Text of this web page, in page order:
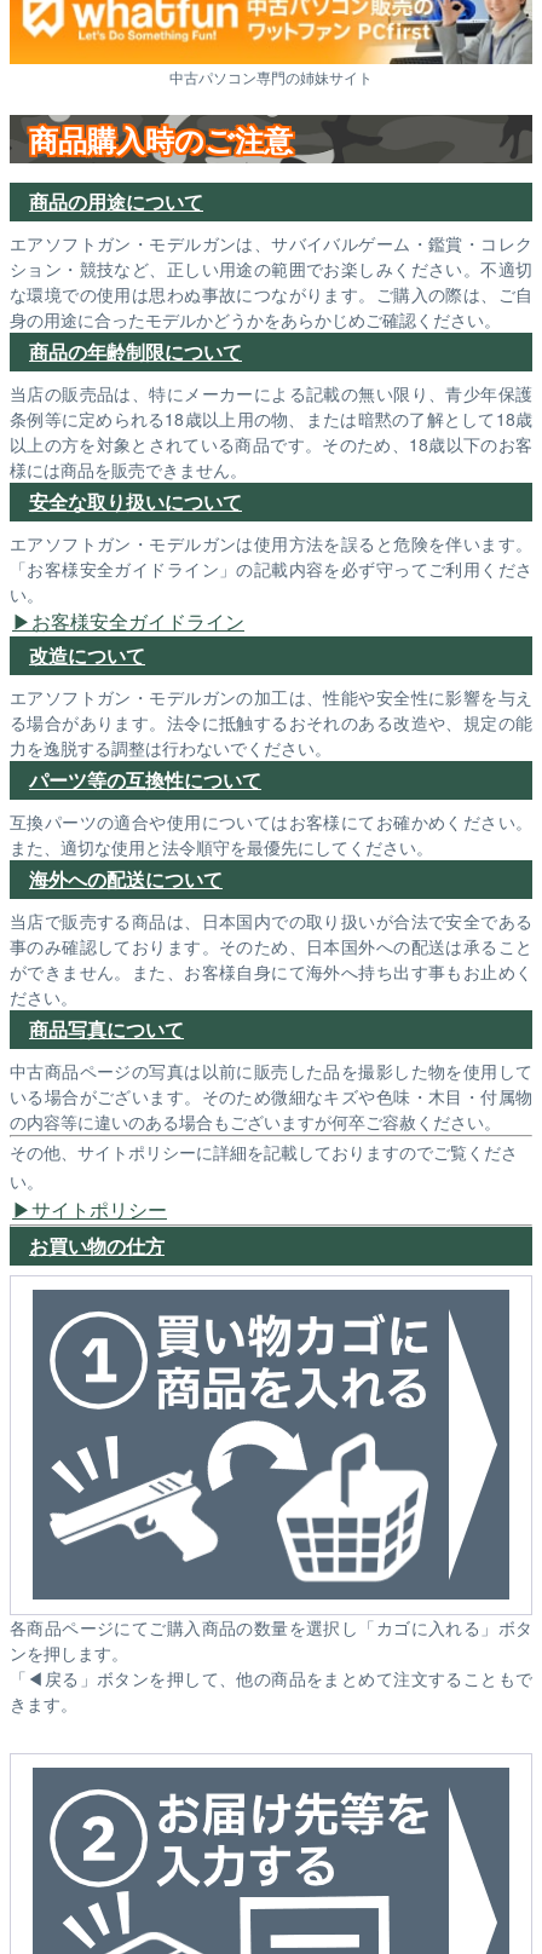
中古パソコン専門の姉妹サイト
商品購入時のご注意
商品の用途について
エアソフトガン・モデルガンは、サバイバルゲーム・鑑賞・コレク
ション・競技など、正しい用途の範囲でお楽しみください。不適切
な環境での使用は思わぬ事故につながります。ご購入の際は、ご自
身の用途に合ったモデルかどうかをあらかじめご確認ください。
商品の年齢制限について
当店の販売品は、特にメーカーによる記載の無い限り、青少年保護
条例等に定められる18歳以上用の物、または暗黙の了解として18歳
以上の方を対象とされている商品です。そのため、18歳以下のお客
様には商品を販売できません。
安全な取り扱いについて
エアソフトガン・モデルガンは使用方法を誤ると危険を伴います。
「お客様安全ガイドライン」の記載内容を必ず守ってご利用くださ
い。
お客様安全ガイドライン
改造について
エアソフトガン・モデルガンの加工は、性能や安全性に影響を与え
る場合があります。法令に抵触するおそれのある改造や、規定の能
力を逸脱する調整は行わないでください。
パーツ等の互換性について
互換パーツの適合や使用についてはお客様にてお確かめください。
また、適切な使用と法令順守を最優先にしてください。
海外への配送について
当店で販売する商品は、日本国内での取り扱いが合法で安全である
事のみ確認しております。そのため、日本国外への配送は承ること
ができません。また、お客様自身にて海外へ持ち出す事もお止めく
ださい。
商品写真について
中古商品ページの写真は以前に販売した品を撮影した物を使用して
いる場合がございます。そのため微細なキズや色味・木目・付属物
の内容等に違いのある場合もございますが何卒ご容赦ください。
その他、サイトポリシーに詳細を記載しておりますのでご覧くださ
い。
サイトポリシー
お買い物の仕方
各商品ページにてご購入商品の数量を選択し「カゴに入れる」ボタ
ンを押します。
「◀戻る」ボタンを押して、他の商品をまとめて注文することもで
きます。